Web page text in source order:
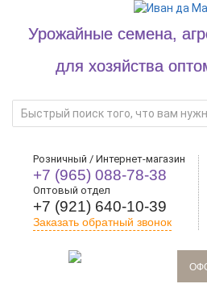
Урожайные семена,
для хозяйства
Розничный / Интернет-магазин
+7 (965) 088-78-38
Оптовый отдел
+7 (921) 640-10-39
Заказать обратный звонок